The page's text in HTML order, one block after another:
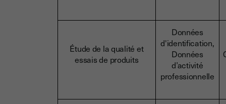
Étude de la qualité et
essais de produits
Données
d'identification,
Données
d’activité
professionnelle